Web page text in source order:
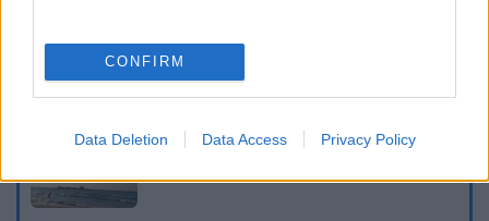
CONFIRM
Data Deletion Data Access Privacy Policy
Κυνήγι χρόνου στα λεωφορεία: Οι οδηγοί
της ΟΣΥ καταγγέλλουν δρομολόγια που
Πώς έγινε η τραγωδία στα Μάλια: Η 40χρονη